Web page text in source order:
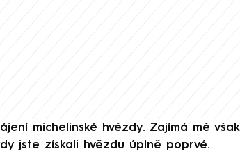
michelinské hvězdy. Zajímá mě však
jste získali hvězdu úplně poprvé.